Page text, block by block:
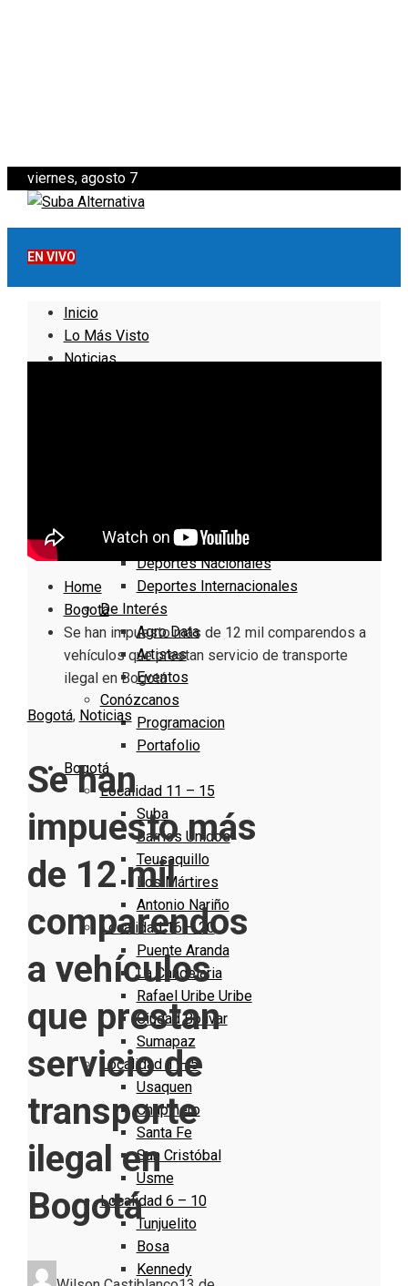
viernes, agosto 7
EN VIVO
Inicio
Lo Más Visto
Noticias
Deportes Locales
Deportes Nacionales
Deportes Internacionales
De Interés
Agro Data
Artistas
Eventos
Conózcanos
Programacion
Portafolio
Bogotá
Localidad 11 – 15
Suba
Barrios Unidos
Teusaquillo
Los Mártires
Antonio Nariño
Localidad 16 – 20
Puente Aranda
La Candelaria
Rafael Uribe Uribe
Ciudad Bolivar
Sumapaz
Localidad 1 – 5
Usaquen
Chapinero
Santa Fe
San Cristóbal
Usme
Localidad 6 – 10
Tunjuelito
Bosa
Kennedy
Home
Bogotá
Se han impuesto más de 12 mil comparendos a
vehículos que prestan servicio de transporte
ilegal en Bogotá
Bogotá, Noticias
Se han
impuesto más
de 12 mil
comparendos
a vehículos
que prestan
servicio de
transporte
ilegal en
Bogotá